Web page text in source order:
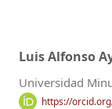
Luis Alfonso
Universidad
https://